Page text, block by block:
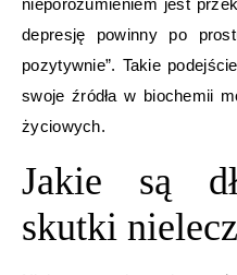
nieporozumieniem jest
depresję powinny po
pozytywnie”. Takie
swoje źródła w biochemii
życiowych.
Jakie są
skutki